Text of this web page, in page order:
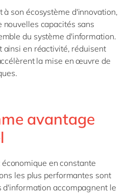
à son écosystème d'innovation,
capacités sans
du système d'information.
ainsi en réactivité, réduisent
la mise en œuvre de
avantage
en constante
les plus performantes sont
d'information accompagnent le